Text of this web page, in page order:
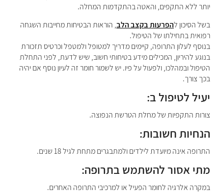
יותר ללא התקפים, והאטה בהתקדמות המחלה.
בשל הסיכון להפרעות בקצב הלב, הוראות הבטיחות מחייבות השגחה
רפואית בתחילתו של הטיפול.
בנוסף לעלון התרופה, קיימים מדריך למטופל ולמטפל וכרטיס תזכורת
בנוגע להיריון, המכילים מידע בטיחותי חשוב, שיש לדעת, לפני התחלת
הטיפול ובמהלכו, ולפעול על פיו. יש לשמור חומר זה לעיון נוסף אם יהיה
בכך צורך.
יעיל לטיפול ב:
צורות התקפיות של מחלת הטרשת הנפוצה.
הנחיות חשובות:
התרופה אינה מיועדת לילדים ולמתבגרים מתחת לגיל 18 שנים.
מתי אסור להשתמש בתרופה:
במקרה אלרגיה לחומר הפעיל או למרכיבי התרופה האחרים.